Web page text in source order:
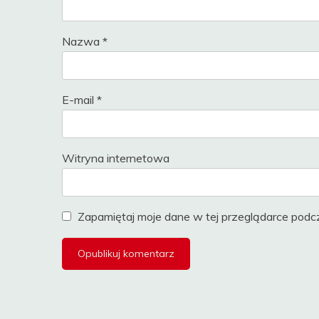
Nazwa *
E-mail *
Witryna internetowa
Zapamiętaj moje dane w tej przeglądarce